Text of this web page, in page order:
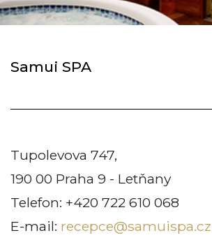
Samui SPA
Tupolevova 747,
190 00 Praha 9 - Letňany
Telefon: +420 722 610 068
E-mail: recepce@samuispa.cz